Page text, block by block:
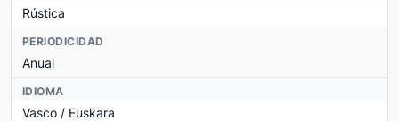
Rústica
PERIODICIDAD
Anual
IDIOMA
Vasco / Euskara